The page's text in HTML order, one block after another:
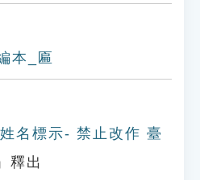
本_匾
名標示- 禁止改作 臺
釋出